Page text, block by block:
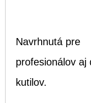
Navrhnutá pre
profesionálov aj
kutilov.